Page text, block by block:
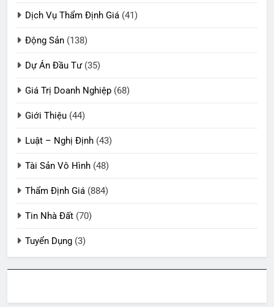
Dịch Vụ Thẩm Định Giá (41)
Động Sản (138)
Dự Án Đầu Tư(35)
Giá Trị Doanh Nghiệp (68)
Giới Thiệu (44)
Luật – Nghị Định (43)
Tài Sản Vô Hình (48)
Thẩm Định Giá (884)
Tin Nhà Đất (70)
Tuyển Dụng (3)